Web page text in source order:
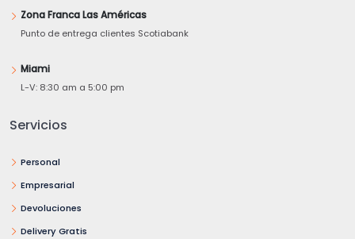
Zona Franca Las Américas
Punto de entrega clientes Scotiabank
Miami
L-V: 8:30 am a 5:00 pm
Servicios
Personal
Empresarial
Devoluciones
Delivery Gratis